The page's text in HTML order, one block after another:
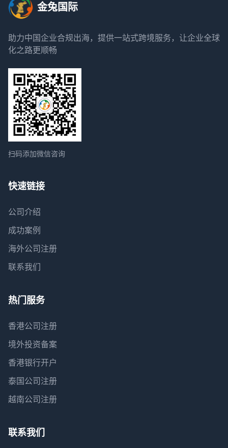
金兔国际
助力中国企业合规出海，提供一站式跨境服务，让企业全球
化之路更顺畅
扫码添加微信咨询
快速链接
公司介绍
成功案例
海外公司注册
联系我们
热门服务
香港公司注册
境外投资备案
香港银行开户
泰国公司注册
越南公司注册
联系我们